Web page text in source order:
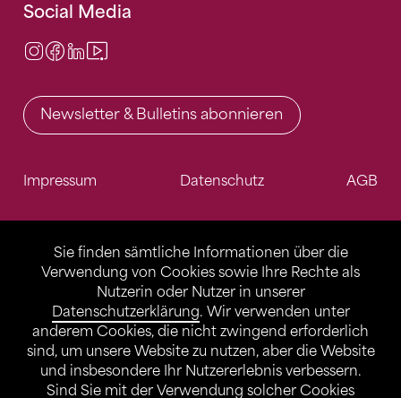
Sie finden sämtliche Informationen über die
Verwendung von Cookies sowie Ihre Rechte als
Nutzerin oder Nutzer in unserer
Datenschutzerklärung. Wir verwenden unter
anderem Cookies, die nicht zwingend erforderlich
sind, um unsere Website zu nutzen, aber die Website
und insbesondere Ihr Nutzererlebnis verbessern.
Sind Sie mit der Verwendung solcher Cookies
Social Media
Instagram
Facebook
LinkedIn
Newsletter & Bulletins abonnieren
Impressum Datenschutz AGB